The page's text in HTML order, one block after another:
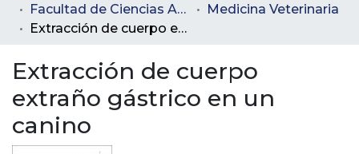
& Collections
Statistics
Facultad de Ciencias Administrativas y Agropecuarias
Medicina Veterinaria
Extracción de cuerpo extraño gástrico en un canino
Extracción de cuerpo
extraño gástrico en un
canino